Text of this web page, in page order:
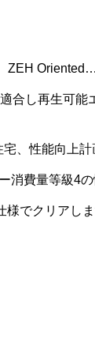
ZEH
合し再生可能
宅、性能向上
消費量等級4
様でクリア